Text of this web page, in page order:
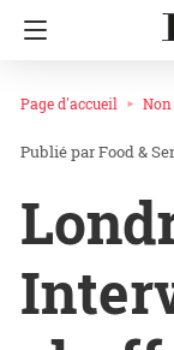
Page d'accueil Non
Food &